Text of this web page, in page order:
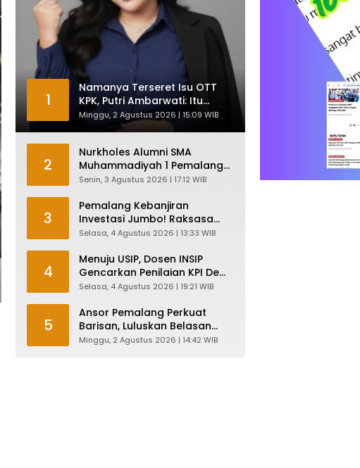
1
Namanya Terseret Isu OTT
KPK, Putri Ambarwati: Itu
Hanya Kesamaan Nama
Minggu, 2 Agustus 2026 | 15:09 WIB
2
Nurkholes Alumni SMA
Muhammadiyah 1 Pemalang
Angkatan 1986 Resmi
Pesan Ketua Asmam 86
Senin, 3 Agustus 2026 | 17:12 WIB
3
Pemalang Kebanjiran
Investasi Jumbo! Raksasa
Garmen Jepang Siap Bangun
Tenaga Kerja
Selasa, 4 Agustus 2026 | 13:33 WIB
4
Menuju USIP, Dosen INSIP
Gencarkan Penilaian KPI Demi
Mutu Akademik
Selasa, 4 Agustus 2026 | 19:21 WIB
5
Ansor Pemalang Perkuat
Barisan, Luluskan Belasan
Kader Diklatsar
Minggu, 2 Agustus 2026 | 14:42 WIB